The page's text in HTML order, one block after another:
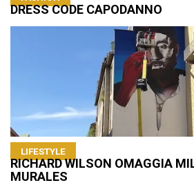
DRESS CODE CAPODANNO
LIFESTYLE
RICHARD WILSON OMAGGIA
MURALES